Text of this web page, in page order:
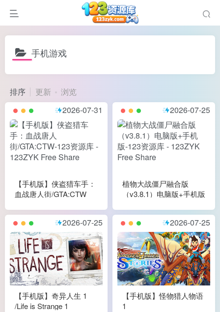
（摸鱼游戏）
手机游戏
排序 更新
浏览
2026-07-31
【手机版】侠盗猎车手：
血战唐人街/GTA:CTW
2026-07-25
植物大战僵尸融合版
（v3.8.1）电脑版+手机版
2026-07-25
【手机版】奇异人生 1
/Life is Strange 1
2026-07-25
【手机版】怪物猎人物语
1